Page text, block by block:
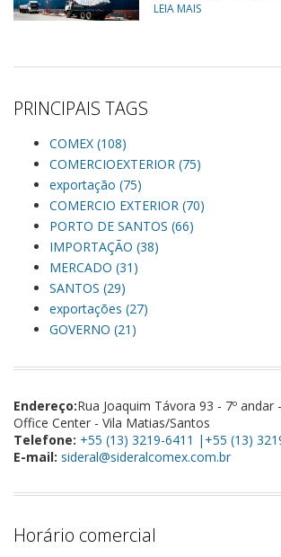
LEIA MAIS
PRINCIPAIS TAGS
COMEX (108)
COMERCIOEXTERIOR (75)
exportação (75)
COMERCIO EXTERIOR (70)
PORTO DE SANTOS (66)
IMPORTAÇÃO (38)
MERCADO (31)
SANTOS (29)
exportações (27)
GOVERNO (21)
Endereço:Rua Joaquim Távora 93 - 7º andar
Office Center - Vila Matias/Santos
Telefone: +55 (13) 3219-6411 |+55 (13)
E-mail: sideral@sideralcomex.com.br
Horário comercial